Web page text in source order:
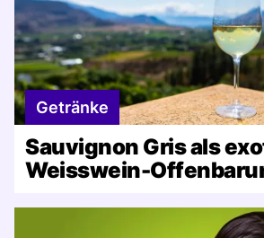
Getränke
Sauvignon Gris als
Weisswein-